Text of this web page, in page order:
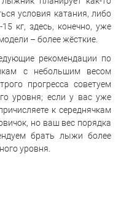
условия катания, либо
кг, здесь, конечно, уже
– более жёсткие.
рекомендации по
с небольшим весом
прогресса советуем
уровня; если у вас уже
к середнячкам
но ваш вес порядка
брать лыжи более
уровня.